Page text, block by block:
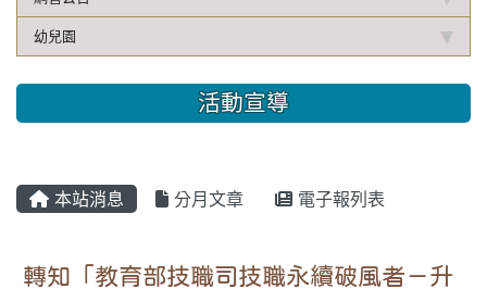
幼兒園
活動宣導
本站消息 分月文章 電子報列表
轉知「教育部技職司技職永續破風者－升